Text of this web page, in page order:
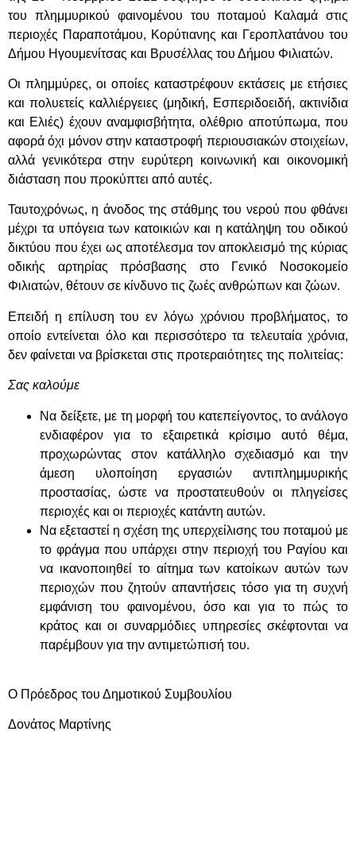
του πλημμυρικού φαινομένου του ποταμού Καλαμά στις
περιοχές Παραποτάμου, Κορύτιανης και Γεροπλατάνου του
Δήμου Ηγουμενίτσας και Βρυσέλλας του Δήμου Φιλιατών.
Οι πλημμύρες, οι οποίες καταστρέφουν εκτάσεις με ετήσιες
και πολυετείς καλλιέργειες (μηδική, Εσπεριδοειδή, ακτινίδια
και Ελιές) έχουν αναμφισβήτητα, ολέθριο αποτύπωμα, που
αφορά όχι μόνον στην καταστροφή περιουσιακών στοιχείων,
αλλά γενικότερα στην ευρύτερη κοινωνική και οικονομική
διάσταση που προκύπτει από αυτές.
Ταυτοχρόνως, η άνοδος της στάθμης του νερού που φθάνει
μέχρι τα υπόγεια των κατοικιών και η κατάληψη του οδικού
δικτύου που έχει ως αποτέλεσμα τον αποκλεισμό της κύριας
οδικής αρτηρίας πρόσβασης στο Γενικό Νοσοκομείο
Φιλιατών, θέτουν σε κίνδυνο τις ζωές ανθρώπων και ζώων.
Επειδή η επίλυση του εν λόγω χρόνιου προβλήματος, το
οποίο εντείνεται όλο και περισσότερο τα τελευταία χρόνια,
δεν φαίνεται να βρίσκεται στις προτεραιότητες της πολιτείας:
Σας καλούμε
Να δείξετε, με τη μορφή του κατεπείγοντος, το ανάλογο
ενδιαφέρον για το εξαιρετικά κρίσιμο αυτό θέμα,
προχωρώντας στον κατάλληλο σχεδιασμό και την
άμεση υλοποίηση εργασιών αντιπλημμυρικής
προστασίας, ώστε να προστατευθούν οι πληγείσες
περιοχές και οι περιοχές κατάντη αυτών.
Να εξεταστεί η σχέση της υπερχείλισης του ποταμού με
το φράγμα που υπάρχει στην περιοχή του Ραγίου και
να ικανοποιηθεί το αίτημα των κατοίκων αυτών των
περιοχών που ζητούν απαντήσεις τόσο για τη συχνή
εμφάνιση του φαινομένου, όσο και για το πώς το
κράτος και οι συναρμόδιες υπηρεσίες σκέφτονται να
παρέμβουν για την αντιμετώπισή του.
Ο Πρόεδρος του Δημοτικού Συμβουλίου
Δονάτος Μαρτίνης